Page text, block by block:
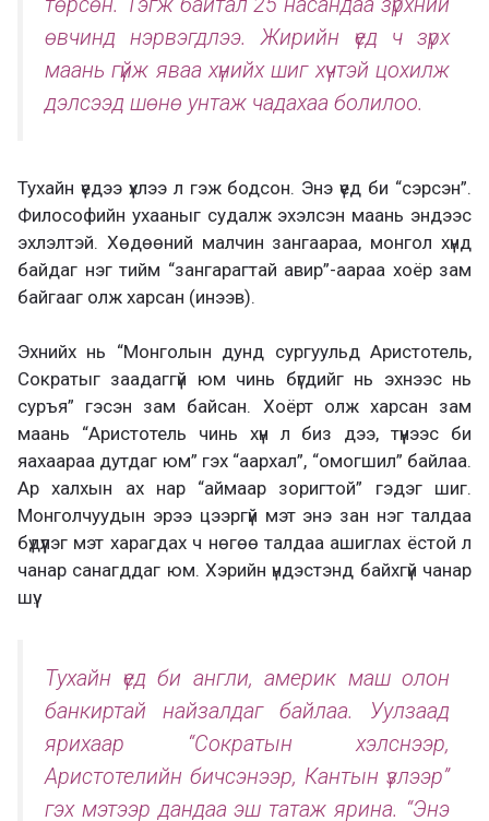
өвчинд нэрвэгдлээ. Жирийн үед ч зүрх
маань гүйж яваа хүнийх шиг хүчтэй цохилж
дэлсээд шөнө унтаж чадахаа болилоо.
Тухайн үедээ үхлээ л гэж бодсон. Энэ үед би “сэрсэн”.
Философийн ухааныг судалж эхэлсэн маань эндээс
эхлэлтэй. Хөдөөний малчин зангаараа, монгол хүнд
байдаг нэг тийм “зангарагтай авир”-аараа хоёр зам
байгааг олж харсан (инээв).
Эхнийх нь “Монголын дунд сургуульд Аристотель,
Сократыг заадаггүй юм чинь бүгдийг нь эхнээс нь
суръя” гэсэн зам байсан. Хоёрт олж харсан зам
маань “Аристотель чинь хүн л биз дээ, түүнээс би
яахаараа дутдаг юм” гэх “аархал”, “омогшил” байлаа.
Ар халхын ах нар “аймаар зоригтой” гэдэг шиг.
Монголчуудын эрээ цээргүй мэт энэ зан нэг талдаа
бүдүүлэг мэт харагдах ч нөгөө талдаа ашиглах ёстой л
чанар санагддаг юм. Хэрийн үндэстэнд байхгүй чанар
шүү.
Тухайн үед би англи, америк маш олон
банкиртай найзалдаг байлаа. Уулзаад
ярихаар “Сократын хэлснээр,
Аристотелийн бичсэнээр, Кантын үзлээр”
гэх мэтээр дандаа эш татаж ярина. “Энэ